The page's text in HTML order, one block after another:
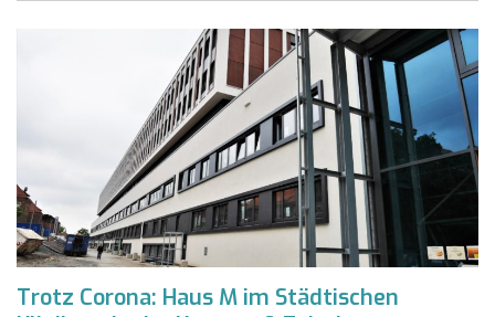
Trotz Corona: Haus M im Städtischen